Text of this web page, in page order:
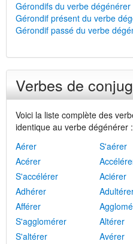
Gérondifs du verbe dégénérer
Gérondif présent du verbe
Gérondif passé du verbe
Verbes de
Voici la liste complète des
identique au verbe dégénérer :
Aérer
S'aérer
Acérer
S'accélérer
Aciérer
Adhérer
Afférer
S'agglomérer
Altérer
S'altérer
Avérer